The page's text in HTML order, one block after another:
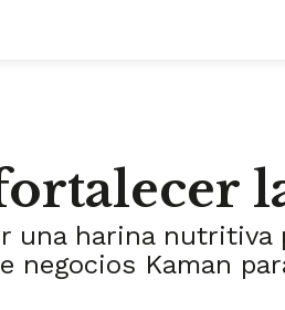
harina nutritiva
negocios Kaman